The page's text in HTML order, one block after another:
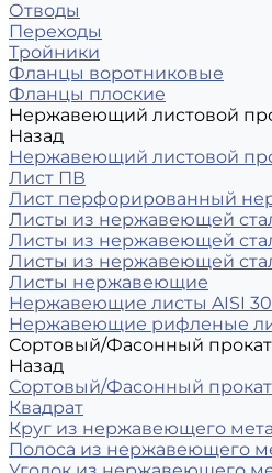
Отводы
Переходы
Тройники
Фланцы воротниковые
Фланцы плоские
Нержавеющий листовой
Назад
Нержавеющий листовой
Лист ПВ
Лист перфорированный
Листы из нержавеющей
Листы из нержавеющей
Листы из нержавеющей
Листы нержавеющие
Нержавеющие листы AISI
Нержавеющие рифленые
Сортовый/Фасонный прокат
Назад
Сортовый/Фасонный прокат
Квадрат
Круг из нержавеющего
Полоса из нержавеющего